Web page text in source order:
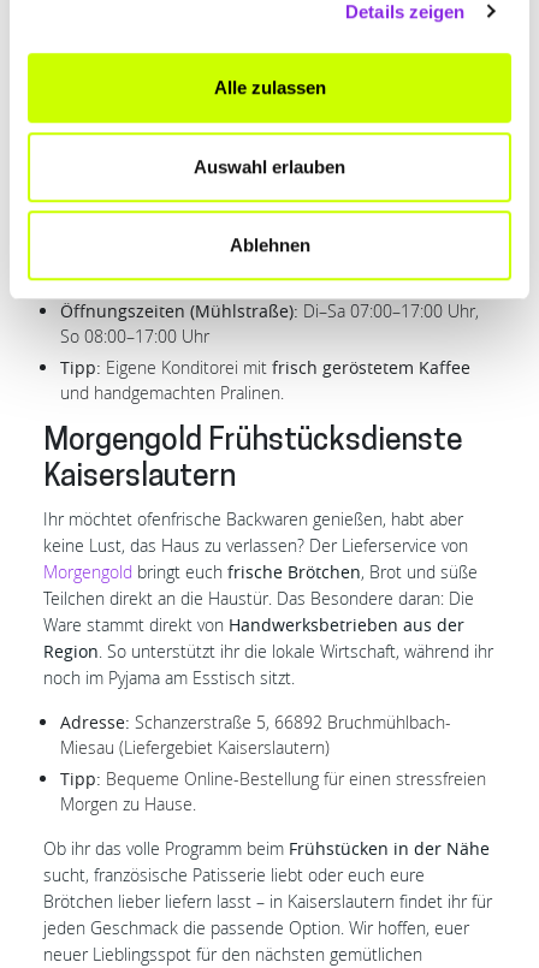
Details zeigen
Alle zulassen
Auswahl erlauben
Ablehnen
Neben klassischen Frühstückstellern solltet ihr hier
unbedingt die französischen Spezialitäten probieren.
machen euren Morgen zu etwas Besonderem. Zudem
finden in den Räumlichkeiten regelmäßig kulturelle
Adressen:Gasstraße 37, 67655 Kaiserslautern |
Öffnungszeiten (Gasstraße):Mi–Fr & So 09:00–17:00
Uhr, Sa 08:00–17:00 Uhr
Öffnungszeiten (Mühlstraße): Di–Sa 07:00–17:00 Uhr,
So 08:00–17:00 Uhr
Tipp: Eigene Konditorei mit frisch geröstetem Kaffee
und handgemachten Pralinen.
Morgengold Frühstücksdienste
Kaiserslautern
Ihr möchtet ofenfrische Backwaren genießen, habt aber
keine Lust, das Haus zu verlassen? Der Lieferservice von
Morgengold bringt euch frische Brötchen, Brot und süße
Teilchen direkt an die Haustür. Das Besondere daran: Die
Ware stammt direkt von Handwerksbetrieben aus der
Region. So unterstützt ihr die lokale Wirtschaft, während ihr
noch im Pyjama am Esstisch sitzt.
Adresse: Schanzerstraße 5, 66892 Bruchmühlbach-
Miesau (Liefergebiet Kaiserslautern)
Tipp: Bequeme Online-Bestellung für einen stressfreien
Morgen zu Hause.
Ob ihr das volle Programm beim Frühstücken in der Nähe
sucht, französische Patisserie liebt oder euch eure
Brötchen lieber liefern lasst – in Kaiserslautern findet ihr für
jeden Geschmack die passende Option. Wir hoffen, euer
neuer Lieblingsspot für den nächsten gemütlichen